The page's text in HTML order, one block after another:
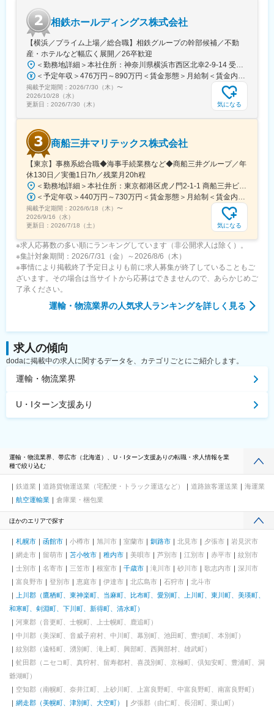
相鉄ホールディングス株式会社
【横浜／プライム上場／総合職】相鉄グループの幹部候補／不動
産・ホテルなど幅広く展開／26卒歓迎
＜勤務地詳細＞本社住所：神奈川県横浜市西区北幸2-9-14 受動喫煙対策：屋内喫煙可能場所あり変更の範囲：会社の定める事業所
＜予定年収＞476万円～890万円＜賃金形態＞月給制＜賃金内訳＞月額（基本給）：269,000円～535,312円＜月給＞269,000円～535,312円＜昇給有無＞有＜残業手当＞有＜給与補足＞※これまでの経験とスキルに応じて判断いたします。■賞与：:5.7ヶ月（2026年度）■モデル年収：（例1）650万円 入社5年目 主任(月給39.7万円＋賞与174万円)（例2）832万円 入社9年目 係長(月給50.8万円＋賞与222万円)賃金はあくまでも目安の金額であり、選考を通じて上下する可能性があります。月給(月額)は固定手当を含めた表記です。
掲載予定期間： 2026/7/30（木） 〜
2026/10/28（水）
更新日： 2026/7/30（木） 気になる
商船三井マリテックス株式会社
【東京】事務系総合職◆海事手続業務など◆商船三井グループ／年
休130日／実働1日7h／残業月20h程
＜勤務地詳細＞本社住所：東京都港区虎ノ門2-1-1 商船三井ビル勤務地最寄駅：東京メトロ銀座線／虎ノ門駅受動喫煙対策：屋内全面禁煙変更の範囲：会社の定める事業所
＜予定年収＞440万円～730万円＜賃金形態＞月給制＜賃金内訳＞月額（基本給）：291,800円～487,000円＜月給＞291,800円～487,000円＜昇給有無＞有＜残業手当＞有＜給与補足＞※上記想定年収には賞与3ヶ月分を含みます。金額は目安の金額であり、これまでのご経験・スキル・現年収等を総合的に考慮し決定いたします。■昇給：年1回■賞与：3ヶ月分（前年度実績）賃金はあくまでも目安の金額であり、選考を通じて上下する可能性があります。月給(月額)は固定手当を含めた表記です。
掲載予定期間： 2026/6/18（木） 〜
2026/9/16（水）
更新日： 2026/7/18（土） 気になる
※求人応募数の多い順にランキングしています（非公開求人は除く）。
※集計対象期間：2026/7/31（金）～2026/8/6（木）
※事情により掲載終了予定日よりも前に求人募集が終了していることもご
ざいます。その場合は当サイトから応募はできませんので、あらかじめご
了承ください。
運輸・物流業界の人気求人ランキングを詳しく見る
求人の傾向
dodaに掲載中の求人に関するデータを、カテゴリごとにご紹介します。
運輸・物流業界
U・Iターン支援あり
運輸・物流業界、帯広市（北海道）、U・Iターン支援ありの転職・求人情報を業
種で絞り込む
鉄道業 道路貨物運送業（宅配便・トラック運送など） 道路旅客運送業
海運業
航空運輸業
倉庫業・梱包業
ほかのエリアで探す
札幌市 函館市 小樽市 旭川市 室蘭市 釧路市 北見市 夕張市
岩見沢市
網走市
留萌市 苫小牧市 稚内市 美唄市 芦別市 江別市 赤平市
紋別市
士別市
名寄市 三笠市 根室市 千歳市 滝川市 砂川市 歌志内市
深川市
富良野市
登別市 恵庭市 伊達市 北広島市 石狩市
北斗市
上川郡（鷹栖町、東神楽町、当麻町、比布町、愛別町、上川町、東川町、美瑛町、
和寒町、剣淵町、下川町、新得町、清水町）
河東郡（音更町、士幌町、上士幌町、鹿追町）
中川郡（美深町、音威子府村、中川町、幕別町、池田町、豊頃町、本別町）
紋別郡（遠軽町、湧別町、滝上町、興部町、西興部村、雄武町）
虻田郡（ニセコ町、真狩村、留寿都村、喜茂別町、京極町、倶知安町、豊浦町、洞
爺湖町）
空知郡（南幌町、奈井江町、上砂川町、上富良野町、中富良野町、南富良野町）
網走郡（美幌町、津別町、大空町）
夕張郡（由仁町、長沼町、栗山町）